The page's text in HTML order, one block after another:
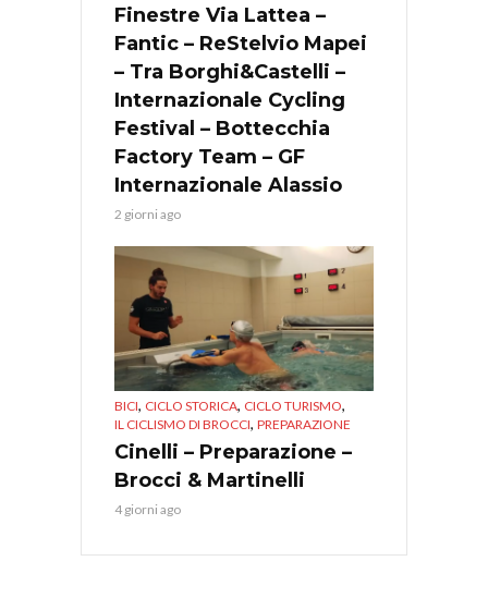
Finestre Via Lattea –
Fantic – ReStelvio Mapei
– Tra Borghi&Castelli –
Internazionale Cycling
Festival – Bottecchia
Factory Team – GF
Internazionale Alassio
2 giorni ago
BICI, CICLO STORICA, CICLO TURISMO,
IL CICLISMO DI BROCCI, PREPARAZIONE
Cinelli – Preparazione –
Brocci & Martinelli
4 giorni ago